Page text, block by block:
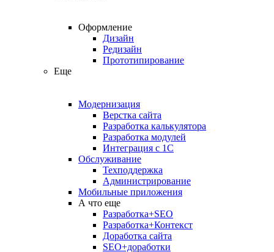
Оформление
Дизайн
Редизайн
Прототипирование
Еще
Модернизация
Верстка сайта
Разработка калькулятора
Разработка модулей
Интеграция с 1С
Обслуживание
Техподдержка
Администрирование
Мобильные приложения
А что еще
Разработка+SEO
Разработка+Контекст
Доработка сайта
SEO+доработки